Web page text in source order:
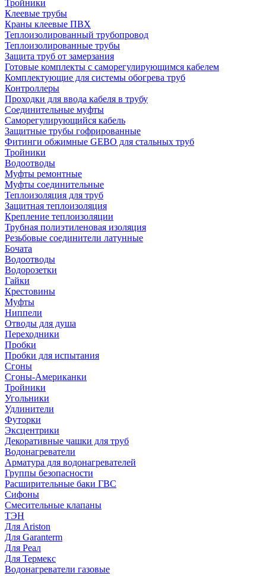
Тройники
Клеевые трубы
Краны клеевые ПВХ
Теплоизолированный трубопровод
Теплоизолированные трубы
Защита труб от замерзания
Готовые комплекты с саморегулирующимся кабелем
Комплектующие для системы обогрева труб
Контроллеры
Проходки для ввода кабеля в трубу
Соединительные муфты
Саморегулирующийся кабель
Защитные трубы гофрированные
Фитинги обжимные GEBO для стальных труб
Тройники
Водоотводы
Муфты ремонтные
Муфты соединительные
Теплоизоляция для труб
Защитная теплоизоляция
Крепление теплоизоляции
Трубная полиэтиленовая изоляция
Резьбовые соединители латунные
Бочата
Водоотводы
Водорозетки
Гайки
Крестовины
Муфты
Ниппели
Отводы для душа
Переходники
Пробки
Пробки для испытания
Сгоны
Сгоны-Американки
Тройники
Угольники
Удлинители
Футорки
Эксцентрики
Декоративные чашки для труб
Водонагреватели
Арматура для водонагревателей
Группы безопасности
Расширительные баки ГВС
Сифоны
Смесительные клапаны
ТЭН
Для Ariston
Для Garanterm
Для Реал
Для Термекс
Водонагреватели газовые